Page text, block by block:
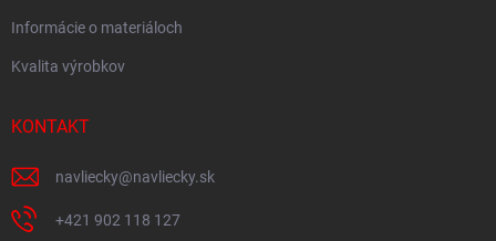
Informácie o materiáloch
Kvalita výrobkov
KONTAKT
navliecky@navliecky.sk
+421 902 118 127